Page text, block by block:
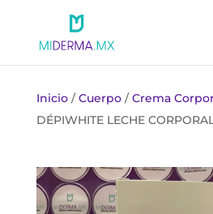
Inicio/Cuerpo/Crema
DÉPIWHITE LECHE